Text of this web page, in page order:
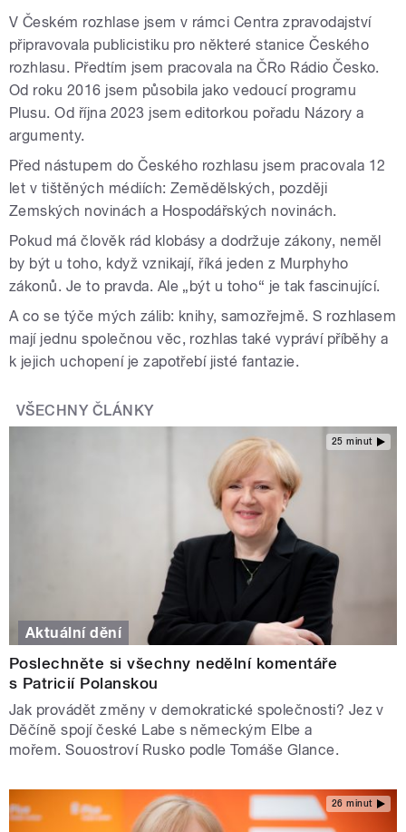
V Českém rozhlase jsem v rámci Centra zpravodajství
připravovala publicistiku pro některé stanice Českého
rozhlasu. Předtím jsem pracovala na ČRo Rádio Česko.
Od roku 2016 jsem působila jako vedoucí programu
Plusu. Od října 2023 jsem editorkou pořadu Názory a
argumenty.
Před nástupem do Českého rozhlasu jsem pracovala 12
let v tištěných médiích: Zemědělských, později
Zemských novinách a Hospodářských novinách.
Pokud má člověk rád klobásy a dodržuje zákony, neměl
by být u toho, když vznikají, říká jeden z Murphyho
zákonů. Je to pravda. Ale „být u toho“ je tak fascinující.
A co se týče mých zálib: knihy, samozřejmě. S rozhlasem
mají jednu společnou věc, rozhlas také vypráví příběhy a
k jejich uchopení je zapotřebí jisté fantazie.
VŠECHNY ČLÁNKY
25 minut
Aktuální dění
Poslechněte si všechny nedělní komentáře
s Patricií Polanskou
Jak provádět změny v demokratické společnosti? Jez v
Děčíně spojí české Labe s německým Elbe a
mořem. Souostroví Rusko podle Tomáše Glance.
26 minut